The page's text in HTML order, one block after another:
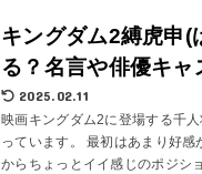
キングダム2縛虎申(
る？名言や俳優キャ
2025.02.11
映画キングダム2に登場する千
っています。 最初はあまり好
からちょっとイイ感じのポジシ